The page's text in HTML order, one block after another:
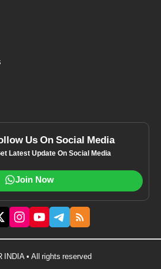
Us On Social Media
Latest Update On Social Media
Join Now
INDIA • All rights reserved